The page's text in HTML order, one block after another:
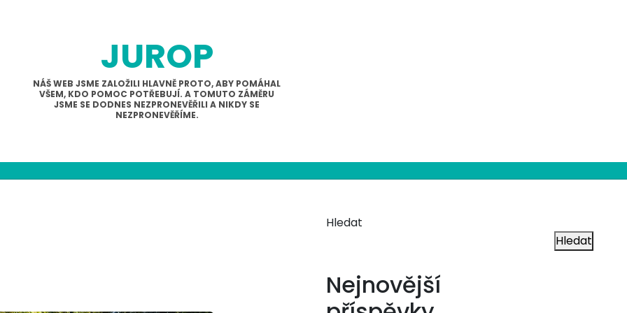
JUROP
NÁŠ WEB JSME ZALOŽILI HLAVNĚ PROTO, ABY POMÁHAL
VŠEM, KDO POMOC POTŘEBUJÍ. A TOMUTO ZÁMĚRU
JSME SE DODNES NEZPRONEVĚŘILI A NIKDY SE
NEZPRONEVĚŘÍME.
Hledat
Hledat
Nejnovější